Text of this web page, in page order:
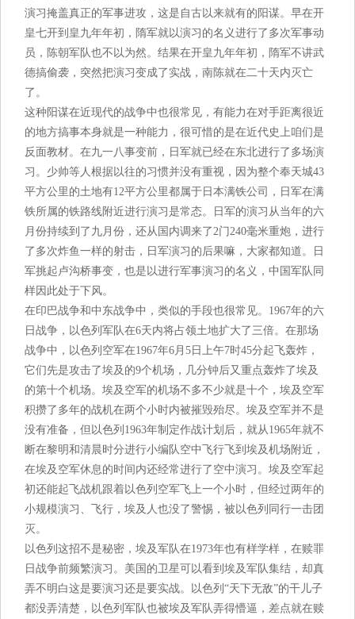
演习掩盖真正的军事进攻，这是自古以来就有的阳谋。早在开
皇七开到皇九年年初，隋军就以演习的名义进行了多次军事动
员，陈朝军队也不以为然。结果在开皇九年年初，隋军不讲武
德搞偷袭，突然把演习变成了实战，南陈就在二十天内灭亡
了。
这种阳谋在近现代的战争中也很常见，有能力在对手距离很近
的地方搞事本身就是一种能力，很可惜的是在近代史上咱们是
反面教材。在九一八事变前，日军就已经在东北进行了多场演
习。少帅等人根据以往的习惯并没有重视，因为整个奉天城43
平方公里的土地有12平方公里都属于日本满铁公司，日军在满
铁所属的铁路线附近进行演习是常态。日军的演习从当年的六
月份持续到了九月份，还从国内调来了2门240毫米重炮，进行
了多次炸鱼一样的射击，日军演习的后果嘛，大家都知道。日
军挑起卢沟桥事变，也是以进行军事演习的名义，中国军队同
样因此处于下风。
在印巴战争和中东战争中，类似的手段也很常见。1967年的六
日战争，以色列军队在6天内将占领土地扩大了三倍。在那场
战争中，以色列空军在1967年6月5日上午7时45分起飞轰炸，
它们先是攻击了埃及的9个机场，几分钟后又重点轰炸了埃及
的第十个机场。埃及空军的机场不多不少就是十个，埃及空军
积攒了多年的战机在两个小时内被摧毁殆尽。埃及空军并不是
没有准备，但以色列1963年制定作战计划后，就从1965年就不
断在黎明和清晨时分进行小编队空中飞行飞到埃及机场附近，
在埃及空军休息的时间内还经常进行了空中演习。埃及空军起
初还能起飞战机跟着以色列空军飞上一个小时，但经过两年的
小规模演习、飞行，埃及人也没了警惕，被以色列同行一击团
灭。
以色列这招不是秘密，埃及军队在1973年也有样学样，在赎罪
日战争前频繁演习。美国的卫星可以看到埃及军队集结，却真
弄不明白这是要演习还是要实战。以色列“天下无敌”的干儿子
都没弄清楚，以色列军队也被埃及军队弄得懵逼，差点就在赎